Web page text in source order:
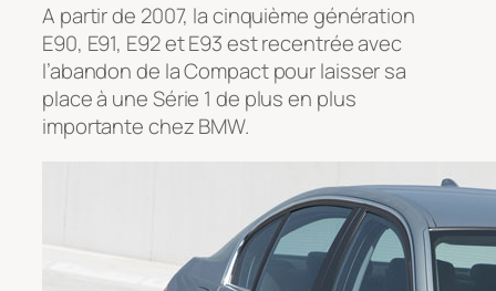
A partir de 2007, la cinquième génération
E90, E91, E92 et E93 est recentrée avec
l’abandon de la Compact pour laisser sa
place à une Série 1 de plus en plus
importante chez BMW.